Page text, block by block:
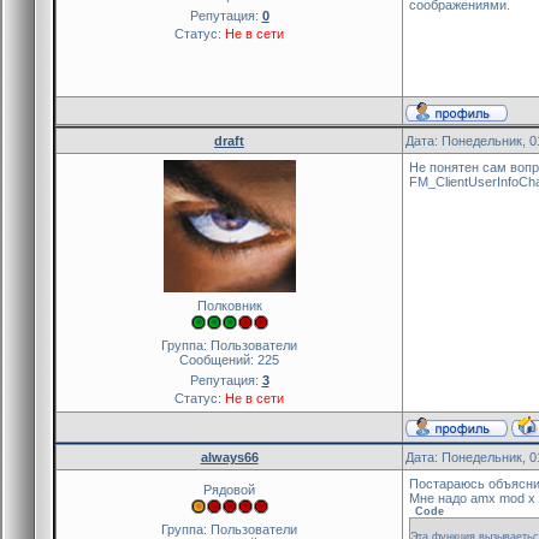
Репутация: 0
Статус: Не в сети
соображениями.
draft Дата: Понедельник,
Полковник
Группа: Пользователи
Сообщений: 225
Репутация: 3
Статус: Не в сети
Не понятен сам
always66 Дата: Понедельник,
Рядовой
Группа: Пользователи
Постараюсь
Мне надо amx mod x
Code
Эта функция